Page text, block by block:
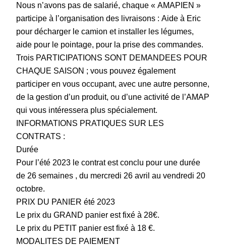
Nous n’avons pas de salarié, chaque « AMAPIEN »
participe à l’organisation des livraisons : Aide à Eric
pour décharger le camion et installer les légumes,
aide pour le pointage, pour la prise des commandes.
Trois PARTICIPATIONS SONT DEMANDEES POUR
CHAQUE SAISON ; vous pouvez également
participer en vous occupant, avec une autre personne,
de la gestion d’un produit, ou d’une activité de l’AMAP
qui vous intéressera plus spécialement.
INFORMATIONS PRATIQUES SUR LES
CONTRATS :
Durée
Pour l’été 2023 le contrat est conclu pour une durée
de 26 semaines , du mercredi 26 avril au vendredi 20
octobre.
PRIX DU PANIER été 2023
Le prix du GRAND panier est fixé à 28€.
Le prix du PETIT panier est fixé à 18 €.
MODALITES DE PAIEMENT